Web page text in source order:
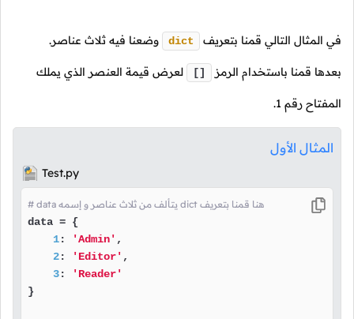
في المثال التالي قمنا بتعريف dict وضعنا فيه ثلاث عناصر.
بعدها قمنا باستخدام الرمز [] لعرض قيمة العنصر الذي يملك
المفتاح رقم 1
.
المثال الأول
Test.py
# data يتألف من ثلاث عناصر و إسمه dict هنا قمنا بتعريف
data = {
1: 'Admin' ,
2: 'Editor' ,
3:
'Reader'
}